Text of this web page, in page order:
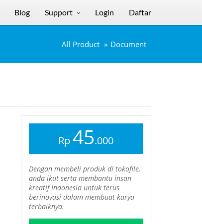
Blog Support Login Daftar
All Product Document
Rp45.000
Dengan membeli produk di tokofile,
anda ikut serta membantu insan
kreatif Indonesia untuk terus
berinovasi dalam membuat karya
terbaiknya.